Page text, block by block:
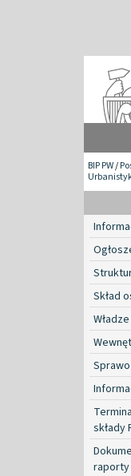
BIP PW/
Skład
Władze
składy
raporty